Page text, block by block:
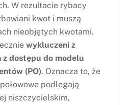
W rezultacie rybacy
kwot i muszą
nieobjętych kwotami.
wykluczeni z
z dostępu do modelu
(PO). Oznacza to, że
podlegają
niszczycielskim,